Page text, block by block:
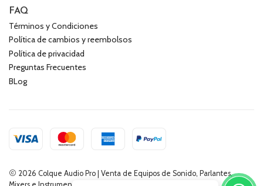
FAQ
Términos y Condiciones
Política de cambios y reembolsos
Política de privacidad
Preguntas Frecuentes
BLog
2026 Colque Audio Pro | Venta de Equipos de Sonido, Parlantes,